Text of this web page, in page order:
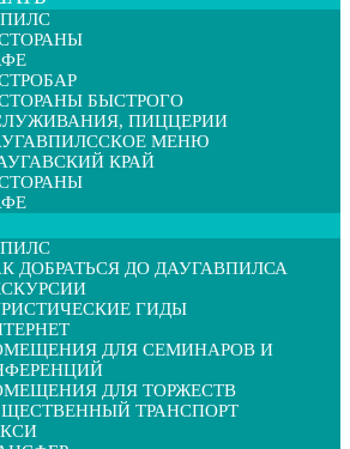
БЫСТРОГО
ПИЦЦЕРИИ
МЕНЮ
КРАЙ
ДОБРАТЬСЯ ДО ДАУГАВПИЛСА
ГИДЫ
ДЛЯ СЕМИНАРОВ И
ДЛЯ ТОРЖЕСТВ
ТРАНСПОРТ